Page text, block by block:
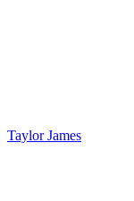
Taylor James